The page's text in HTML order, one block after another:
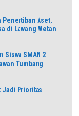
Penertiban Aset,
di Lawang Wetan
Siswa SMAN 2
Tumbang
Jadi Prioritas